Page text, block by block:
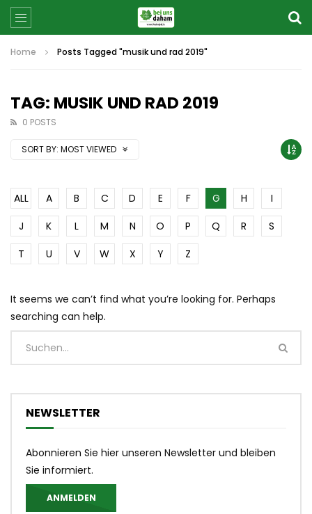
Home Posts Tagged "musik und rad 2019"
TAG: MUSIK UND RAD 2019
0 POSTS
SORT BY: MOST VIEWED
ALL A B C D E F G H
I
J
K L M N O P Q R
S
T
U V W X Y Z
It seems we can’t find what you’re looking for. Perhaps
searching can help.
NEWSLETTER
Abonnieren Sie hier unseren Newsletter und bleiben
Sie informiert.
ANMELDEN